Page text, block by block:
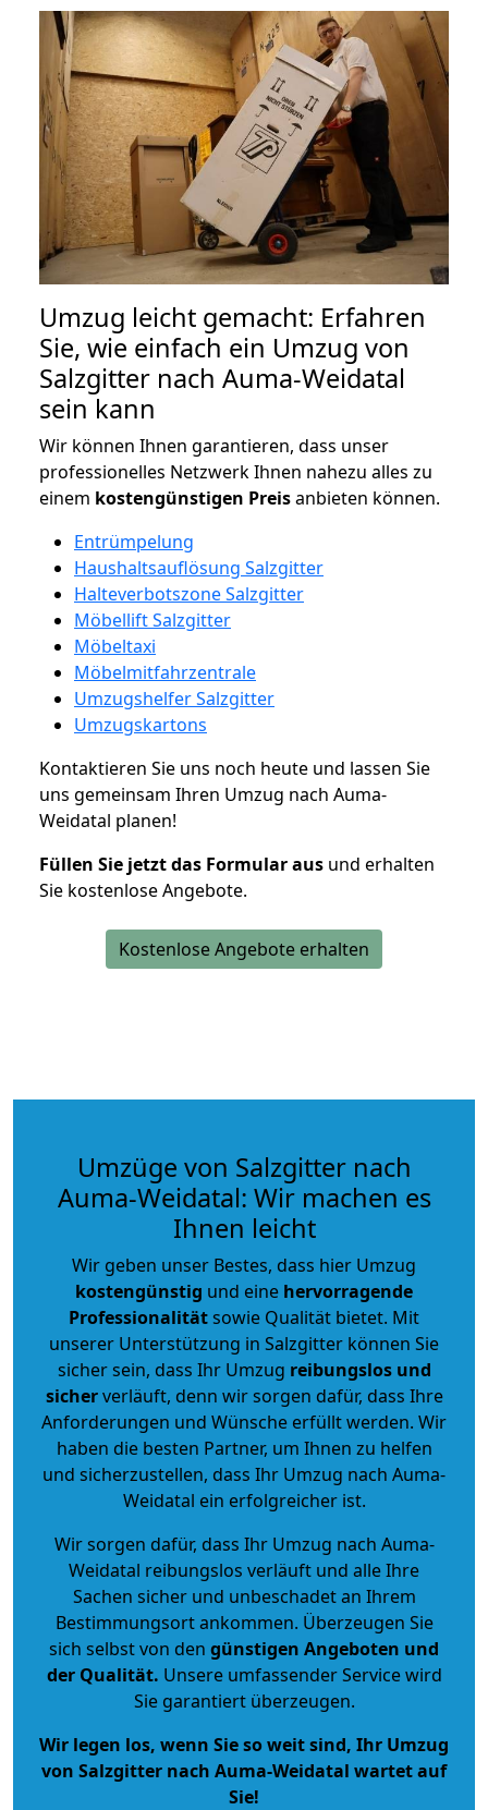
Umzug leicht gemacht: Erfahren
Sie, wie einfach ein Umzug von
Salzgitter nach Auma-Weidatal
sein kann
Wir können Ihnen garantieren, dass unser
professionelles Netzwerk Ihnen nahezu alles zu
einem kostengünstigen Preisanbieten können.
Entrümpelung
Haushaltsauflösung Salzgitter
Halteverbotszone Salzgitter
Möbellift Salzgitter
Möbeltaxi
Möbelmitfahrzentrale
Umzugshelfer Salzgitter
Umzugskartons
Kontaktieren Sie uns noch heute und lassen Sie
uns gemeinsam Ihren Umzug nach Auma-
Weidatal planen!
Füllen Sie jetzt das Formular aus und erhalten
Sie kostenlose Angebote.
Kostenlose Angebote erhalten
Umzüge von Salzgitter nach
Auma-Weidatal: Wir machen es
Ihnen leicht
Wir geben unser Bestes, dass hier Umzug
kostengünstig und eine hervorragende
Professionalitätsowie Qualität bietet. Mit
unserer Unterstützung in Salzgitter können Sie
sicher sein, dass Ihr Umzug reibungslos und
sicherverläuft, denn wir sorgen dafür, dass Ihre
Anforderungen und Wünsche erfüllt werden. Wir
haben die besten Partner, um Ihnen zu helfen
und sicherzustellen, dass Ihr Umzug nach Auma-
Weidatal ein erfolgreicher ist.
Wir sorgen dafür, dass Ihr Umzug nach Auma-
Weidatal reibungslos verläuft und alle Ihre
Sachen sicher und unbeschadet an Ihrem
Bestimmungsort ankommen. Überzeugen Sie
sich selbst von den günstigen Angeboten und
der Qualität. Unsere umfassender Service wird
Sie garantiert überzeugen.
Wir legen los, wenn Sie so weit sind, Ihr Umzug
von Salzgitter nach Auma-Weidatal wartet auf
Sie!